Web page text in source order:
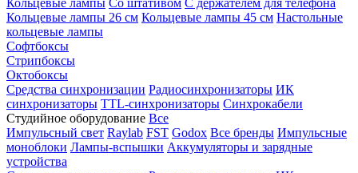
Кольцевые лампы Со штативом С держателем для телефона
Кольцевые лампы 26 см Кольцевые лампы 45 см Настольные
кольцевые лампы
Софтбоксы
Стрипбоксы
Октобоксы
Средства синхронизации Радиосинхронизаторы ИК
синхронизаторы TTL-синхронизаторы Синхрокабели
Студийное оборудование Все
Импульсный свет Raylab FST Godox Все бренды Импульсные
моноблоки Лампы-вспышки Аккумуляторы и зарядные
устройства